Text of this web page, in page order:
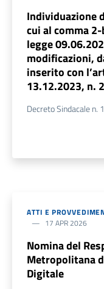
Individuazione
cui al comma
legge
modificazioni,
inserito con
13.12.2023, n.
Decreto Sindacale
ATTI E
17 APR 2026
Nomina del
Metropolitana
Digitale